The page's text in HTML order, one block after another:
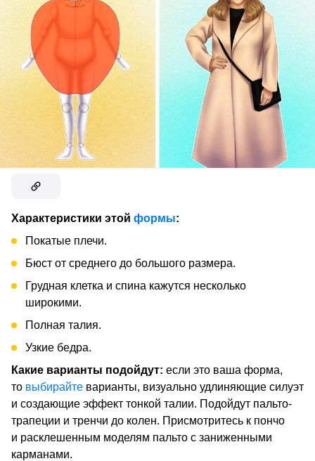
Характеристики этой формы:
Покатые плечи.
Бюст от среднего до большого размера.
Грудная клетка и спина кажутся несколько
широкими.
Полная талия.
Узкие бедра.
Какие варианты подойдут: если это ваша форма,
то выбирайте варианты, визуально удлиняющие силуэт
и создающие эффект тонкой талии. Подойдут пальто-
трапеции и тренчи до колен. Присмотритесь к пончо
и расклешенным моделям пальто с заниженными
карманами.